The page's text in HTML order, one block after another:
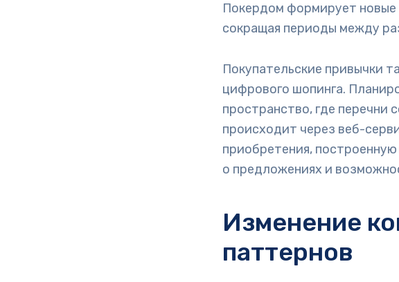
Покердом формирует новые
сокращая периоды между
Покупательские привычки
цифрового шопинга.
пространство, где перечни
происходит через веб-
приобретения,
о предложениях и
Изменение
паттернов